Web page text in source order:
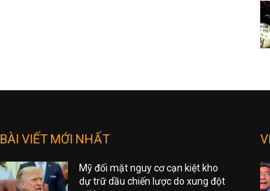
BÀI VIẾT MỚI NHẤT
Mỹ đối mặt nguy cơ cạn kiệt kho
dự trữ dầu chiến lược do xung đột